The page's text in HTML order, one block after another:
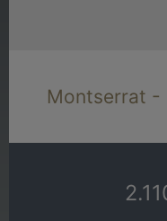
Montserrat -